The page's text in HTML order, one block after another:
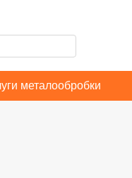
металообробки